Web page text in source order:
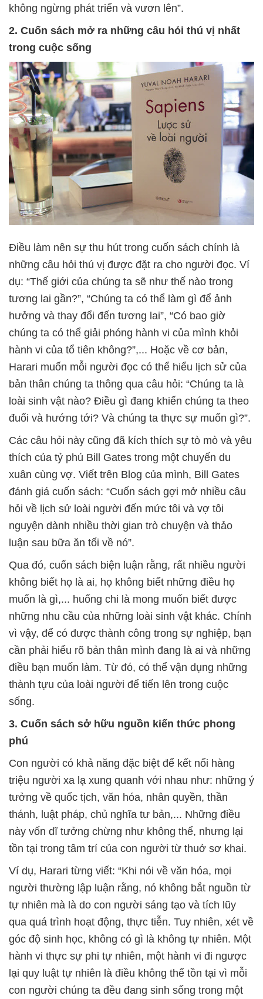
không ngừng phát triển và vươn lên”.
2. Cuốn sách mở ra những câu hỏi thú vị nhất
trong cuộc sống
Điều làm nên sự thu hút trong cuốn sách chính là
những câu hỏi thú vị được đặt ra cho người đọc. Ví
dụ: “Thế giới của chúng ta sẽ như thế nào trong
tương lai gần?”, “Chúng ta có thể làm gì để ảnh
hưởng và thay đổi đến tương lai”, “Có bao giờ
chúng ta có thể giải phóng hành vi của mình khỏi
hành vi của tổ tiên không?”,... Hoặc về cơ bản,
Harari muốn mỗi người đọc có thể hiểu lịch sử của
bản thân chúng ta thông qua câu hỏi: “Chúng ta là
loài sinh vật nào? Điều gì đang khiến chúng ta theo
đuổi và hướng tới? Và chúng ta thực sự muốn gì?”.
Các câu hỏi này cũng đã kích thích sự tò mò và yêu
thích của tỷ phú Bill Gates trong một chuyến du
xuân cùng vợ. Viết trên Blog của mình, Bill Gates
đánh giá cuốn sách: “Cuốn sách gợi mở nhiều câu
hỏi về lịch sử loài người đến mức tôi và vợ tôi
nguyện dành nhiều thời gian trò chuyện và thảo
luận sau bữa ăn tối về nó”.
Qua đó, cuốn sách biện luận rằng, rất nhiều người
không biết họ là ai, họ không biết những điều họ
muốn là gì,... huống chi là mong muốn biết được
những nhu cầu của những loài sinh vật khác. Chính
vì vậy, để có được thành công trong sự nghiệp, bạn
cần phải hiểu rõ bản thân mình đang là ai và những
điều bạn muốn làm. Từ đó, có thể vận dụng những
thành tựu của loài người để tiến lên trong cuộc
sống.
3. Cuốn sách sở hữu nguồn kiến thức phong
phú
Con người có khả năng đặc biệt để kết nối hàng
triệu người xa lạ xung quanh với nhau như: những ý
tưởng về quốc tịch, văn hóa, nhân quyền, thần
thánh, luật pháp, chủ nghĩa tư bản,... Những điều
này vốn dĩ tưởng chừng như không thể, nhưng lại
tồn tại trong tâm trí của con người từ thuở sơ khai.
Ví dụ, Harari từng viết: “Khi nói về văn hóa, mọi
người thường lập luận rằng, nó không bắt nguồn từ
tự nhiên mà là do con người sáng tạo và tích lũy
qua quá trình hoạt động, thực tiễn. Tuy nhiên, xét về
góc độ sinh học, không có gì là không tự nhiên. Một
hành vi thực sự phi tự nhiên, một hành vi đi ngược
lại quy luật tự nhiên là điều không thể tồn tại vì mỗi
con người chúng ta đều đang sinh sống trong một